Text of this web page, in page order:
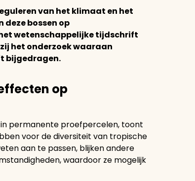
van het klimaat en het
bossen op
wetenschappelijke tijdschrift
het onderzoek waaraan
bijgedragen.
op
permanente proefpercelen, toont
voor de diversiteit van tropische
aan te passen, blijken andere
waardoor ze mogelijk